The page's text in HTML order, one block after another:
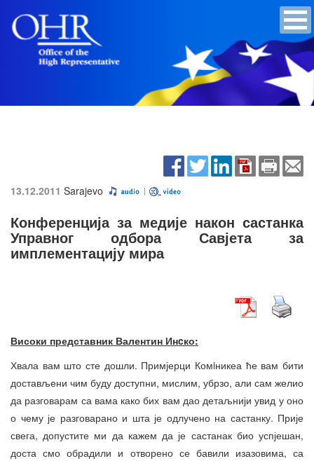
13.12.2011 Sarajevo
Конференција за медије након састанка
Управног одбора Савјета за
имплементацију мира
Високи представник Валентин Инcко:
Хвала вам што сте дошли. Примјерци Комiникеа ће вам бити
достављени чим буду доступни, мислим, убрзо, али сам желио
да разговарам са вама како бих вам дао детаљнији увид у оно
о чему је разговарано и шта је одлучено на састанку. Прије
свега, допустите ми да кажем да је састанак био успјешан,
доста смо обрадили и отворено се бавили изазовима, са